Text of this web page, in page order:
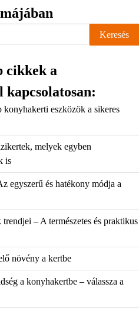
cikkek a
kapcsolatosan:
konyhakerti eszközök a sikeres
melyek egyben
is
egyszerű és hatékony módja a
– A természetes és praktikus
növény a kertbe
a konyhakertbe – válassza a